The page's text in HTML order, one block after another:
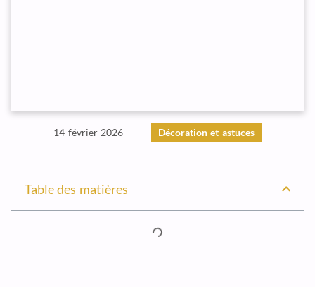
14 février 2026 Décoration et astuces
Table des matières